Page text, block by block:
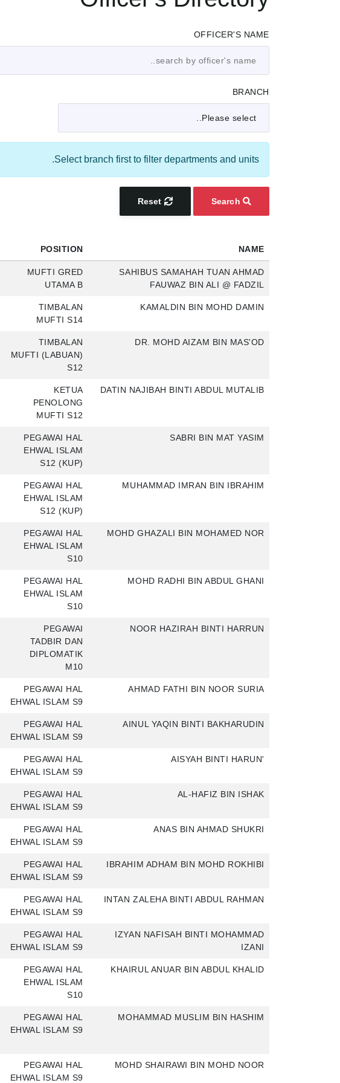
OFFICER'S NAME
BRANCH
Select branch first to filter departments and units.
NAME
POSITION
SAHIBUS SAMAHAH TUAN AHMAD
FAUWAZ BIN ALI @ FADZIL
MUFTI GRED
UTAMA B
KAMALDIN BIN MOHD DAMIN
TIMBALAN
MUFTI S14
DR. MOHD AIZAM BIN MAS'OD
TIMBALAN
MUFTI (LABUAN)
S12
DATIN NAJIBAH BINTI ABDUL MUTALIB
KETUA
PENOLONG
MUFTI S12
SABRI BIN MAT YASIM
PEGAWAI HAL
EHWAL ISLAM
S12 (KUP)
MUHAMMAD IMRAN BIN IBRAHIM
PEGAWAI HAL
EHWAL ISLAM
S12 (KUP)
MOHD GHAZALI BIN MOHAMED NOR
PEGAWAI HAL
EHWAL ISLAM
S10
MOHD RADHI BIN ABDUL GHANI
PEGAWAI HAL
EHWAL ISLAM
S10
NOOR HAZIRAH BINTI HARRUN
PEGAWAI
TADBIR DAN
DIPLOMATIK
M10
AHMAD FATHI BIN NOOR SURIA
PEGAWAI HAL
EHWAL ISLAM S9
AINUL YAQIN BINTI BAKHARUDIN
PEGAWAI HAL
EHWAL ISLAM S9
'AISYAH BINTI HARUN
PEGAWAI HAL
EHWAL ISLAM S9
AL-HAFIZ BIN ISHAK
PEGAWAI HAL
EHWAL ISLAM S9
ANAS BIN AHMAD SHUKRI
PEGAWAI HAL
EHWAL ISLAM S9
IBRAHIM ADHAM BIN MOHD ROKHIBI
PEGAWAI HAL
EHWAL ISLAM S9
INTAN ZALEHA BINTI ABDUL RAHMAN
PEGAWAI HAL
EHWAL ISLAM S9
IZYAN NAFISAH BINTI MOHAMMAD
IZANI
PEGAWAI HAL
EHWAL ISLAM S9
KHAIRUL ANUAR BIN ABDUL KHALID
PEGAWAI HAL
EHWAL ISLAM
S10
MOHAMMAD MUSLIM BIN HASHIM
PEGAWAI HAL
EHWAL ISLAM S9
MOHD SHAIRAWI BIN MOHD NOOR
PEGAWAI HAL
EHWAL ISLAM S9